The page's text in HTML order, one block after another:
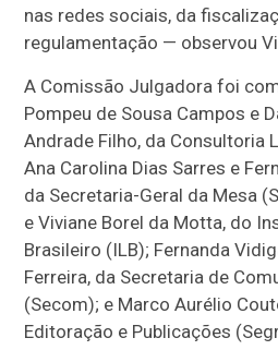
nas redes sociais, da
regulamentação — observou
A Comissão Julgadora foi
Pompeu de Sousa Campos e
Andrade Filho, da Consultoria
Ana Carolina Dias Sarres e
da Secretaria-Geral da Mesa
e Viviane Borel da Motta, do
Brasileiro (ILB); Fernanda
Ferreira, da Secretaria de
(Secom); e Marco Aurélio
Editoração e Publicações